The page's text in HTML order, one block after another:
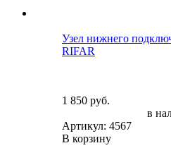
Узел нижнего
RIFAR
1 850 руб.
в
Артикул: 4567
В корзину